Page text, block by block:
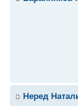
Неред